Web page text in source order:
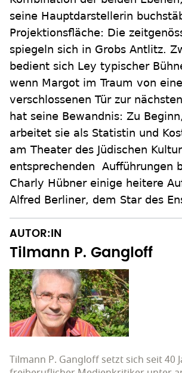
seine Hauptdarstellerin
Projektionsfläche: Die
spiegeln sich in Grobs Antlitz.
bedient sich Ley typischer
wenn Margot im Traum von
verschlossenen Tür zur
hat seine Bewandnis: Zu
arbeitet sie als Statistin und
am Theater des Jüdischen
entsprechenden Aufführungen
Charly Hübner einige heitere
Alfred Berliner, dem Star des
AUTOR:IN
Tilmann P. Gangloff
Tilmann P. Gangloff setzt sich seit 40